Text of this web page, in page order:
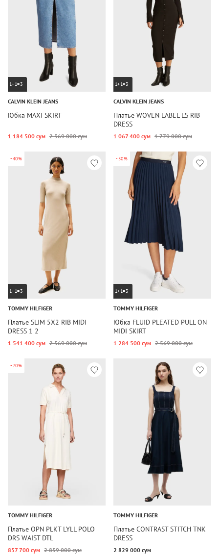
1+1=3
CALVIN KLEIN JEANS
Юбка MAXI SKIRT
1 184 500 сум 2 369 000 сум
1+1=3
CALVIN KLEIN JEANS
Платье WOVEN LABEL LS RIB
DRESS
1 067 400 сум 1 779 000 сум
-40%
1+1=3
TOMMY HILFIGER
Платье SLIM 5X2 RIB MIDI
DRESS 1 2
1 541 400 сум 2 569 000 сум
-50%
1+1=3
TOMMY HILFIGER
Юбка FLUID PLEATED PULL ON
MIDI SKIRT
1 284 500 сум 2 569 000 сум
-70%
TOMMY HILFIGER
Платье OPN PLKT LYLL POLO
DRS WAIST DTL
857 700 сум 2 859 000 сум
TOMMY HILFIGER
Платье CONTRAST STITCH TNK
DRESS
2 829 000 сум